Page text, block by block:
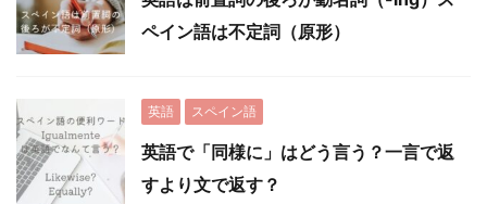
ペイン語は不定詞（原形）
英語 スペイン語
英語で「同様に」はどう言う？一言で返
すより文で返す？